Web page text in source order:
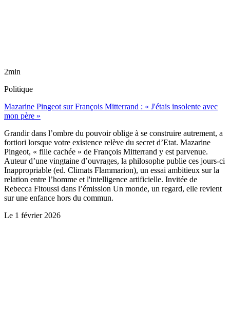
2min
Politique
Mazarine Pingeot sur François Mitterrand : « J'étais insolente avec
mon père »
Grandir dans l’ombre du pouvoir oblige à se construire autrement, a
fortiori lorsque votre existence relève du secret d’Etat. Mazarine
Pingeot, « fille cachée » de François Mitterrand y est parvenue.
Auteur d’une vingtaine d’ouvrages, la philosophe publie ces jours-ci
Inappropriable (ed. Climats Flammarion), un essai ambitieux sur la
relation entre l’homme et l'intelligence artificielle. Invitée de
Rebecca Fitoussi dans l’émission Un monde, un regard, elle revient
sur une enfance hors du commun.
Le 1 février 2026